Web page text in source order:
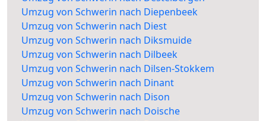
Umzug von Schwerin nach Diepenbeek
Umzug von Schwerin nach Diest
Umzug von Schwerin nach Diksmuide
Umzug von Schwerin nach Dilbeek
Umzug von Schwerin nach Dilsen-Stokkem
Umzug von Schwerin nach Dinant
Umzug von Schwerin nach Dison
Umzug von Schwerin nach Doische